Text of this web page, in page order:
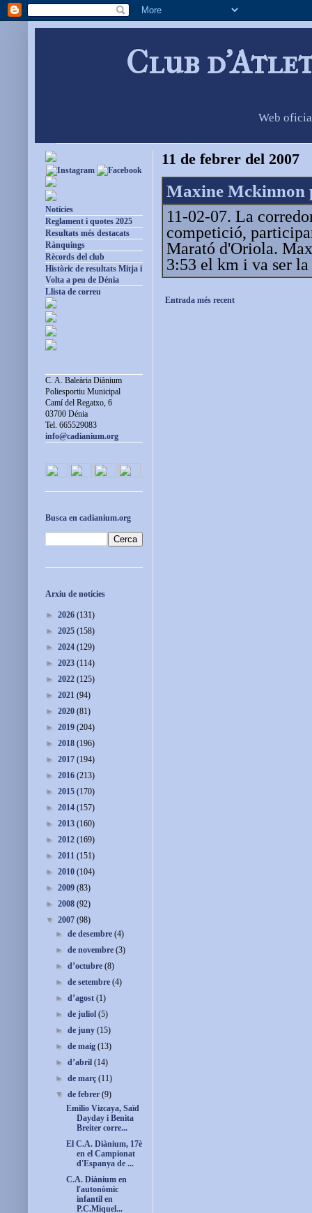
Club
Web
11 de febrer del 2007
Maxine Mckinnon
11-02-07. La
competició,
Marató d'Oriola.
3:53 el km i va ser la
Entrada més recent
Notícies
Reglament i quotes 2025
Resultats més destacats
Rànquings
Rècords del club
Històric de resultats Mitja i
Volta a peu de Dénia
Llista de correu
C. A. Baleària Diànium
Poliesportiu Municipal
Camí del Regatxo, 6
03700 Dénia
Tel. 665529083
info@cadianium.org
Busca en cadianium.org
Arxiu de notícies
► 2026 (131)
► 2025 (158)
► 2024 (129)
► 2023 (114)
► 2022 (125)
► 2021 (94)
► 2020 (81)
► 2019 (204)
► 2018 (196)
► 2017 (194)
► 2016 (213)
► 2015 (170)
► 2014 (157)
► 2013 (160)
► 2012 (169)
► 2011 (151)
► 2010 (104)
► 2009 (83)
► 2008 (92)
▼ 2007 (98)
►de desembre(4)
►de novembre(3)
►d’octubre(8)
►de setembre(4)
►d’agost(1)
►de juliol(5)
►de juny(15)
►de maig(13)
►d’abril(14)
►de març(11)
▼de febrer(9)
Emilio Vizcaya, Saïd
Dayday i Benita
Breiter corre...
El C.A. Diànium, 17è
en el Campionat
d'Espanya de ...
C.A. Diànium en
l'autonòmic
infantil en
P.C.Miquel...